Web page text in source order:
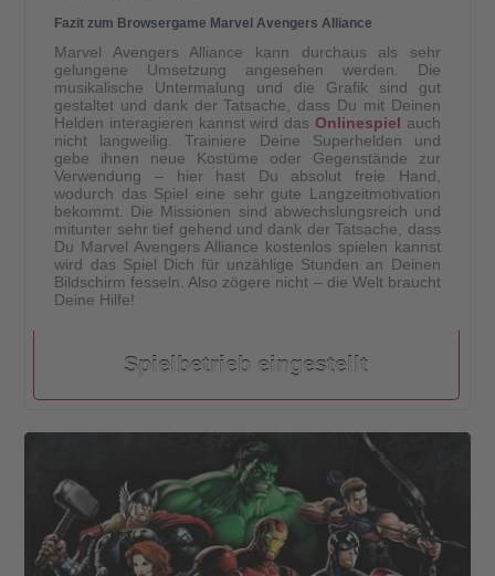
Fazit zum Browsergame Marvel Avengers Alliance
Marvel Avengers Alliance kann durchaus als sehr
gelungene Umsetzung angesehen werden. Die
musikalische Untermalung und die Grafik sind gut
gestaltet und dank der Tatsache, dass Du mit Deinen
Helden interagieren kannst wird das Onlinespiel auch
nicht langweilig. Trainiere Deine Superhelden und
gebe ihnen neue Kostüme oder Gegenstände zur
Verwendung – hier hast Du absolut freie Hand,
wodurch das Spiel eine sehr gute Langzeitmotivation
bekommt. Die Missionen sind abwechslungsreich und
mitunter sehr tief gehend und dank der Tatsache, dass
Du Marvel Avengers Alliance kostenlos spielen kannst
wird das Spiel Dich für unzählige Stunden an Deinen
Bildschirm fesseln. Also zögere nicht – die Welt braucht
Deine Hilfe!
Spielbetrieb eingestellt